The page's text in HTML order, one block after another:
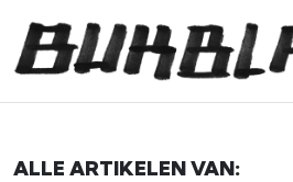
ALLE ARTIKELEN VAN: